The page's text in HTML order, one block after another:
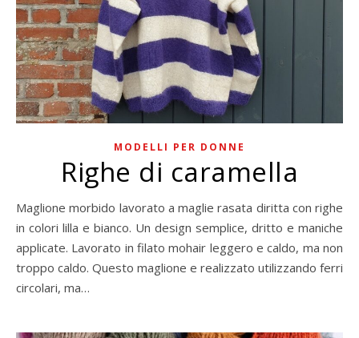
MODELLI PER DONNE
Righe di caramella
Maglione morbido lavorato a maglie rasata diritta con righe
in colori lilla e bianco. Un design semplice, dritto e maniche
applicate. Lavorato in filato mohair leggero e caldo, ma non
troppo caldo. Questo maglione e realizzato utilizzando ferri
circolari, ma…